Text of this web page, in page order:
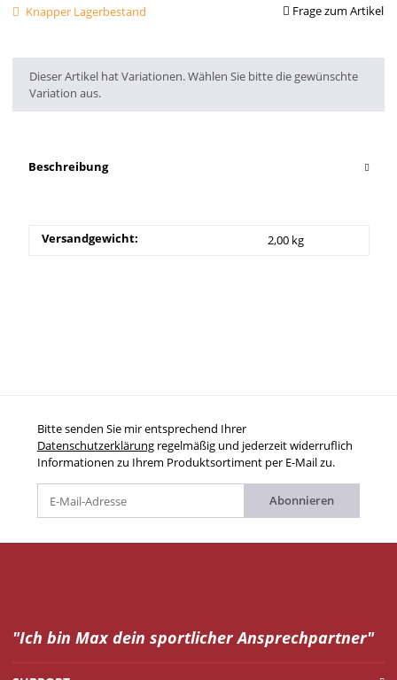
Knapper Lagerbestand Frage zum Artikel
x
Dieser Artikel hat Variationen. Wählen Sie bitte die gewünschte
Variation aus.
Beschreibung
Versandgewicht: 2,00 kg
Bitte senden Sie mir entsprechend Ihrer
Datenschutzerklärung regelmäßig und jederzeit widerruflich
Informationen zu Ihrem Produktsortiment per E-Mail zu.
Abonnieren
"Ich bin Max dein sportlicher Ansprechpartner"